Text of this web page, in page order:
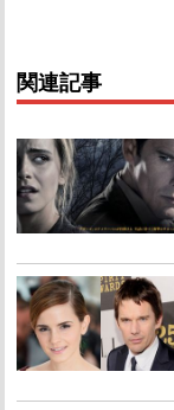
関連記事